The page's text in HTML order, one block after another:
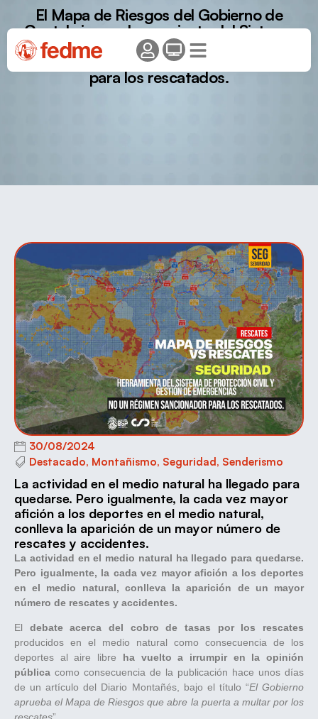
El Mapa de Riesgos del Gobierno de
Cantabria, una herramienta del Sistema
de Protección Civil y Gestión de
Emergencias y no un régimen sancionador
para los rescatados.
30/08/2024
Destacado, Montañismo, Seguridad , Senderismo
La actividad en el medio natural ha llegado para
quedarse. Pero igualmente, la cada vez mayor
afición a los deportes en el medio natural,
conlleva la aparición de un mayor número de
rescates y accidentes.
La actividad en el medio natural ha llegado para quedarse.
Pero igualmente, la cada vez mayor afición a los deportes
en el medio natural, conlleva la aparición de un mayor
número de rescates y accidentes.
El debate acerca del cobro de tasas por los rescates
producidos en el medio natural como consecuencia de los
deportes al aire libre ha vuelto a irrumpir en la opinión
pública como consecuencia de la publicación hace unos días
de un artículo del Diario Montañés, bajo el título “El Gobierno
aprueba el Mapa de Riesgos que abre la puerta a multar por los